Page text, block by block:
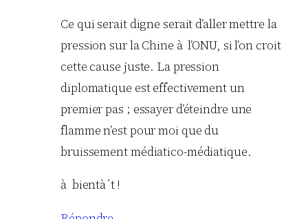
Ce qui serait digne serait d’aller mettre la
pression sur la Chine à l’ONU, si l’on croit
cette cause juste. La pression
diplomatique est effectivement un
premier pas ; essayer d’éteindre une
flamme n’est pour moi que du
bruissement médiatico-médiatique.
à bientà´t !